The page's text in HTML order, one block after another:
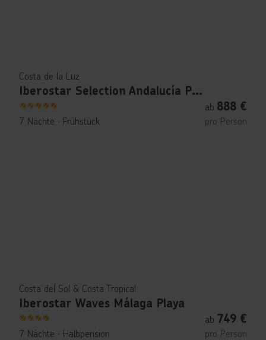
Costa de la Luz
Iberostar Selection Andalucía Playa
5
7 Nächte ∙ Frühstück
ab 888 €
pro Person
Costa del Sol & Costa Tropical
Iberostar Waves Málaga Playa
4
7 Nächte ∙ Halbpension
ab 749 €
pro Person